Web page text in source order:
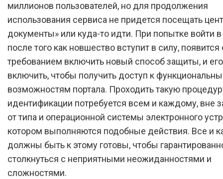
миллионов пользователей, но для продолжения
использования сервиса не придется посещать
документы» или куда-то идти. При попытке войти в
после того как новшество вступит в силу, появится
требованием включить новый способ защиты, и
включить, чтобы получить доступ к
возможностям портала. Проходить такую
идентификации потребуется всем и каждому, вне
от типа и операционной системы электронного
котором выполняются подобные действия. Все и
должны быть к этому готовы, чтобы
столкнуться с неприятными неожиданностями и
сложностями.